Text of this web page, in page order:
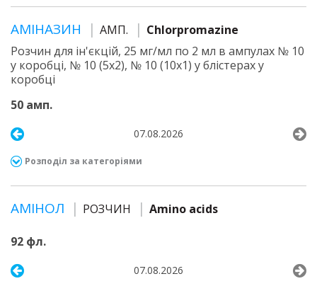
АМІНАЗИН АМП.
Chlorpromazine
Розчин для ін'єкцій, 25 мг/мл по 2 мл в ампулах № 10
у коробці, № 10 (5х2), № 10 (10х1) у блістерах у
коробці
50 амп.
07.08.2026
Розподіл за категоріями
АМІНОЛ РОЗЧИН Amino acids
92 фл.
07.08.2026